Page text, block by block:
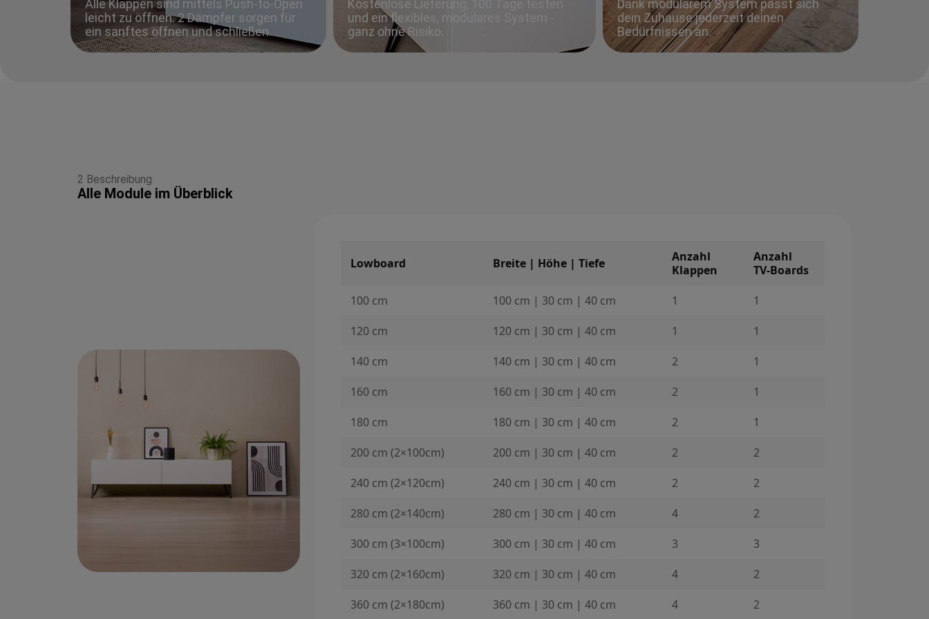
Alle Klappen sind mittels Push-to-Open
leicht zu öffnen. 2 Dämpfer sorgen für
ein sanftes öffnen und schließen.
Kostenlose Lieferung, 100 Tage testen
und ein flexibles, modulares System -
ganz ohne Risiko.
Dank modularem System passt sich
dein Zuhause jederzeit deinen
Bedürfnissen an.
2 Beschreibung
Alle Module im Überblick
Lowboard Breite | Höhe | Tiefe
Anzahl
Klappen
Anzahl
TV-Boards
100 cm
100 cm | 30 cm | 40 cm 1
1
120 cm
120 cm | 30 cm | 40 cm 1
1
140 cm
140 cm | 30 cm | 40 cm 2
1
160 cm
160 cm | 30 cm | 40 cm 2
1
180 cm
180 cm | 30 cm | 40 cm 2
1
200 cm (2×100cm)
200 cm | 30 cm | 40 cm 2
2
240 cm (2×120cm)
240 cm | 30 cm | 40 cm 2
2
280 cm (2×140cm)
280 cm | 30 cm | 40 cm 4
2
300 cm (3×100cm)
300 cm | 30 cm | 40 cm 3
3
320 cm (2×160cm)
320 cm | 30 cm | 40 cm 4
2
360 cm (2×180cm)
360 cm | 30 cm | 40 cm 4 2